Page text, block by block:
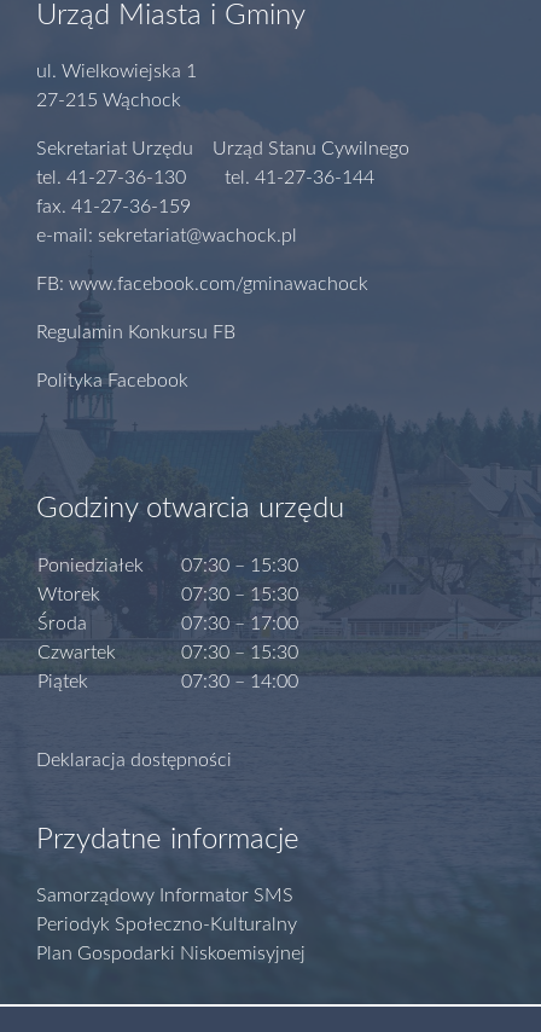
Urząd Miasta i Gminy
ul. Wielkowiejska 1
27-215 Wąchock
Sekretariat Urzędu Urząd Stanu Cywilnego
tel. 41-27-36-130 tel. 41-27-36-144
fax. 41-27-36-159
e-mail: sekretariat@wachock.pl
FB: www.facebook.com/gminawachock
Regulamin Konkursu FB
Polityka Facebook
Godziny otwarcia urzędu
Poniedziałek
Wtorek
Środa
Czwartek
Piątek
07:30 – 15:30
07:30 – 15:30
07:30 – 17:00
07:30 – 15:30
07:30 – 14:00
Deklaracja dostępności
Przydatne informacje
Samorządowy Informator SMS
Periodyk Społeczno-Kulturalny
Plan Gospodarki Niskoemisyjnej